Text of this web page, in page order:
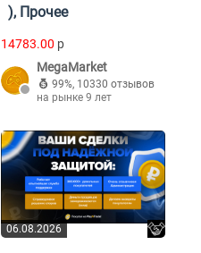
), Прочее
14783.00 p
MegaMarket
99%, 10330 отзывов
на рынке 9 лет
06.08.2026